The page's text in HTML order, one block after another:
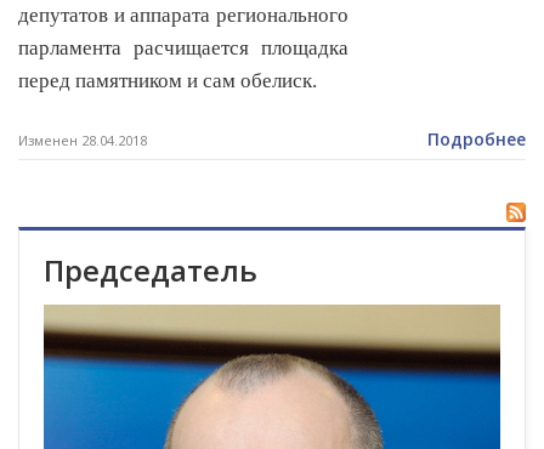
депутатов и аппарата регионального
парламента расчищается площадка
перед памятником и сам обелиск.
Изменен 28.04.2018 Подробнее
Председатель